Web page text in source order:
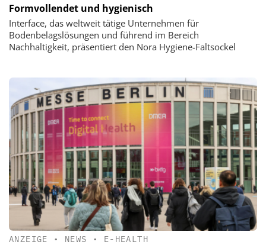
Formvollendet und hygienisch
Interface, das weltweit tätige Unternehmen für
Bodenbelagslösungen und führend im Bereich
Nachhaltigkeit, präsentiert den Nora Hygiene-Faltsockel
ANZEIGE • NEWS • E-HEALTH